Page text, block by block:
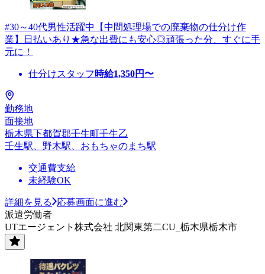
#30～40代男性活躍中【中間処理場での廃棄物の仕分け作
業】日払いあり★急な出費にも安心◎頑張った分、すぐに手
元に！
仕分けスタッフ 時給1,350円〜
勤務地
面接地
栃木県下都賀郡壬生町壬生乙
壬生駅、野木駅、おもちゃのまち駅
交通費支給
未経験OK
詳細を見る
応募画面に進む
派遣労働者
UTエージェント株式会社 北関東第二CU_栃木県栃木市